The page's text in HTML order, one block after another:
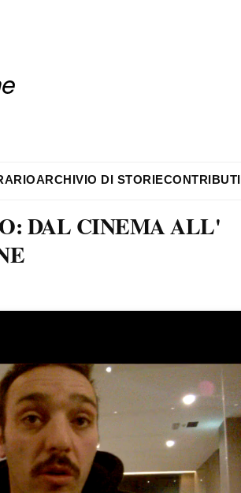
ARCHIVIO DI STORIECONTRIBUTI
DAL CINEMA ALL'